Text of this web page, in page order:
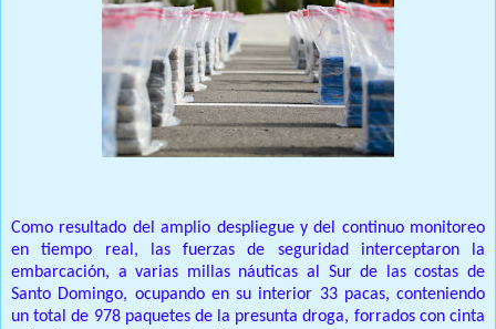
Como resultado del amplio despliegue y del continuo monitoreo
en tiempo real, las fuerzas de seguridad interceptaron la
embarcación, a varias millas náuticas al Sur de las costas de
Santo Domingo, ocupando en su interior 33 pacas, conteniendo
un total de 978 paquetes de la presunta droga, forrados con cinta